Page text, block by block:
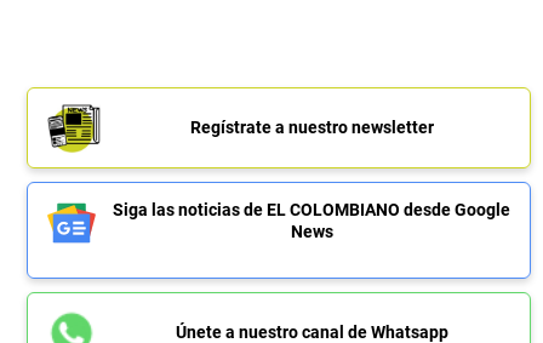
Regístrate a nuestro newsletter
Siga las noticias de EL COLOMBIANO desde Google
News
Únete a nuestro canal de Whatsapp